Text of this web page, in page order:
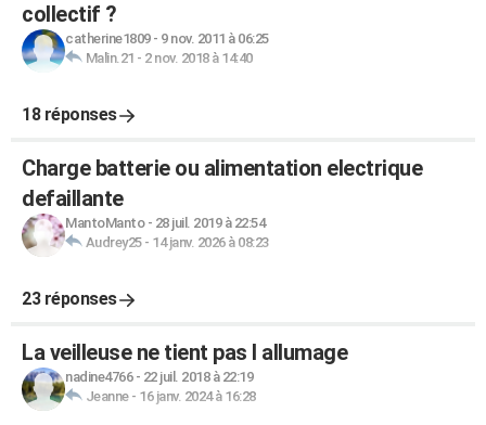
collectif ?
catherine1809- 9 nov. 2011 à 06:25
Malin.21 - 2 nov. 2018 à 14:40
18 réponses
Charge batterie ou alimentation electrique
defaillante
MantoManto- 28 juil. 2019 à 22:54
Audrey25- 14 janv. 2026 à 08:23
23 réponses
La veilleuse ne tient pas l allumage
nadine4766- 22 juil. 2018 à 22:19
Jeanne- 16 janv. 2024 à 16:28